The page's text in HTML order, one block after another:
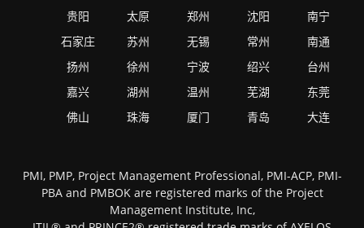
贵阳
太原 郑州 沈阳
南宁
石家庄
苏州 无锡 常州
南通
扬州
徐州 宁波 绍兴
台州
嘉兴
湖州 温州 芜湖
东莞
佛山
珠海 厦门 青岛 大连
PMI, PMP, Project Management Professional, PMI-ACP, PMI-
PBA and PMBOK are registered marks of the Project
Management Institute, Inc,